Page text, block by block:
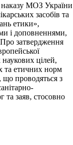
наказу МОЗ України
засобів та
етики»,
і доповненнями,
затвердження
цілей,
та етичних норм
проводяться з
та заяв, стосовно